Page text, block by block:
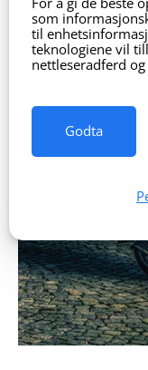
som
til
teknologiene vil
nettleseradferd
Godta